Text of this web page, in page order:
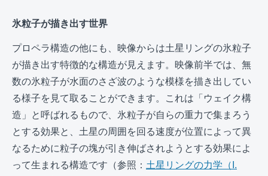
氷粒子が描き出す世界
プロペラ構造の他にも、映像からは土星リングの氷粒子
が描き出す特徴的な構造が見えます。映像前半では、無
数の氷粒子が水面のさざ波のような模様を描き出してい
る様子を見て取ることができます。これは「ウェイク構
造」と呼ばれるもので、氷粒子が自らの重力で集まろう
とする効果と、土星の周囲を回る速度が位置によって異
なるために粒子の塊が引き伸ばされようとする効果によ
って生まれる構造です（参照： 土星リングの力学（I.